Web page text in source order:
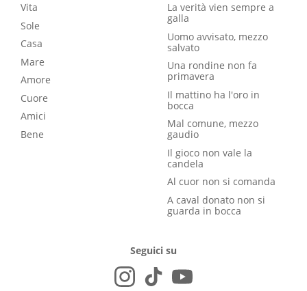
Vita
Sole
Casa
Mare
Amore
Cuore
Amici
Bene
La verità vien sempre a
galla
Uomo avvisato, mezzo
salvato
Una rondine non fa
primavera
Il mattino ha l'oro in
bocca
Mal comune, mezzo
gaudio
Il gioco non vale la
candela
Al cuor non si comanda
A caval donato non si
guarda in bocca
Seguici su